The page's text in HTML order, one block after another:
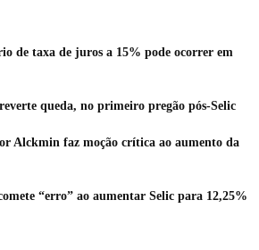
de taxa de juros a 15% pode ocorrer em
queda, no primeiro pregão pós-Selic
Alckmin faz moção crítica ao aumento da
“erro” ao aumentar Selic para 12,25%